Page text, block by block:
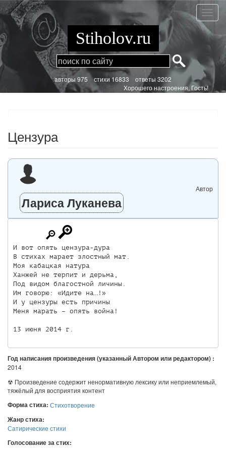
Перейти
к
основному
содержанию
Stiholov.ru
aвторы 975стихи 16833 ответы 3202
Хорошего настроения, Гость!
Цензура
Автор
Лариса Луканева
И вот опять цензура-дура
В стихах марает злостный мат.
Моя кабацкая натура
Ханжей не терпит и дерьма,
Под видом благостной личины.
Им говорю: «Идите на…!»
И у цензуры есть причины
Меня марать – опять война!
Год написания произведения (указанный Автором или редактором) :
2014
☢ Произведение содержит ненормативную лексику или неприемлемый,
тяжёлый для восприятия контент
Форма стиха: Стихотворение
Жанр стиха:
Сатирические стихи
Голосование за стих: